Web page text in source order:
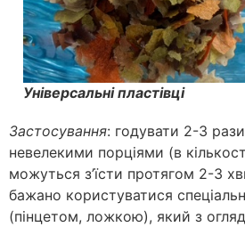
Універсальні пластівці
Застосування: годувати 2-3
невелекими порціями (в
можуться з’їсти протягом 2-3
бажано користуватися
(пінцетом, ложкою), який з